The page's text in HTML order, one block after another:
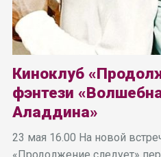
Киноклуб
фэнтези
Аладдина»
23 мая 16.00 На новой